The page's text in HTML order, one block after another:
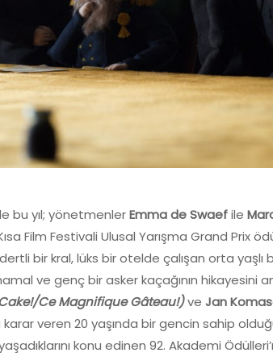
bu yıl; yönetmenlerEmma de Swaefile
Film Festivali Ulusal Yarışma Grand Prix
bir kral, lüks bir otelde çalışan orta yaşlı
ve genç bir asker kaçağının hikayesini
Ce Magnifique Gâteau!)ve Jan
veren 20 yaşında bir gencin sahip
konu edinen 92. Akademi